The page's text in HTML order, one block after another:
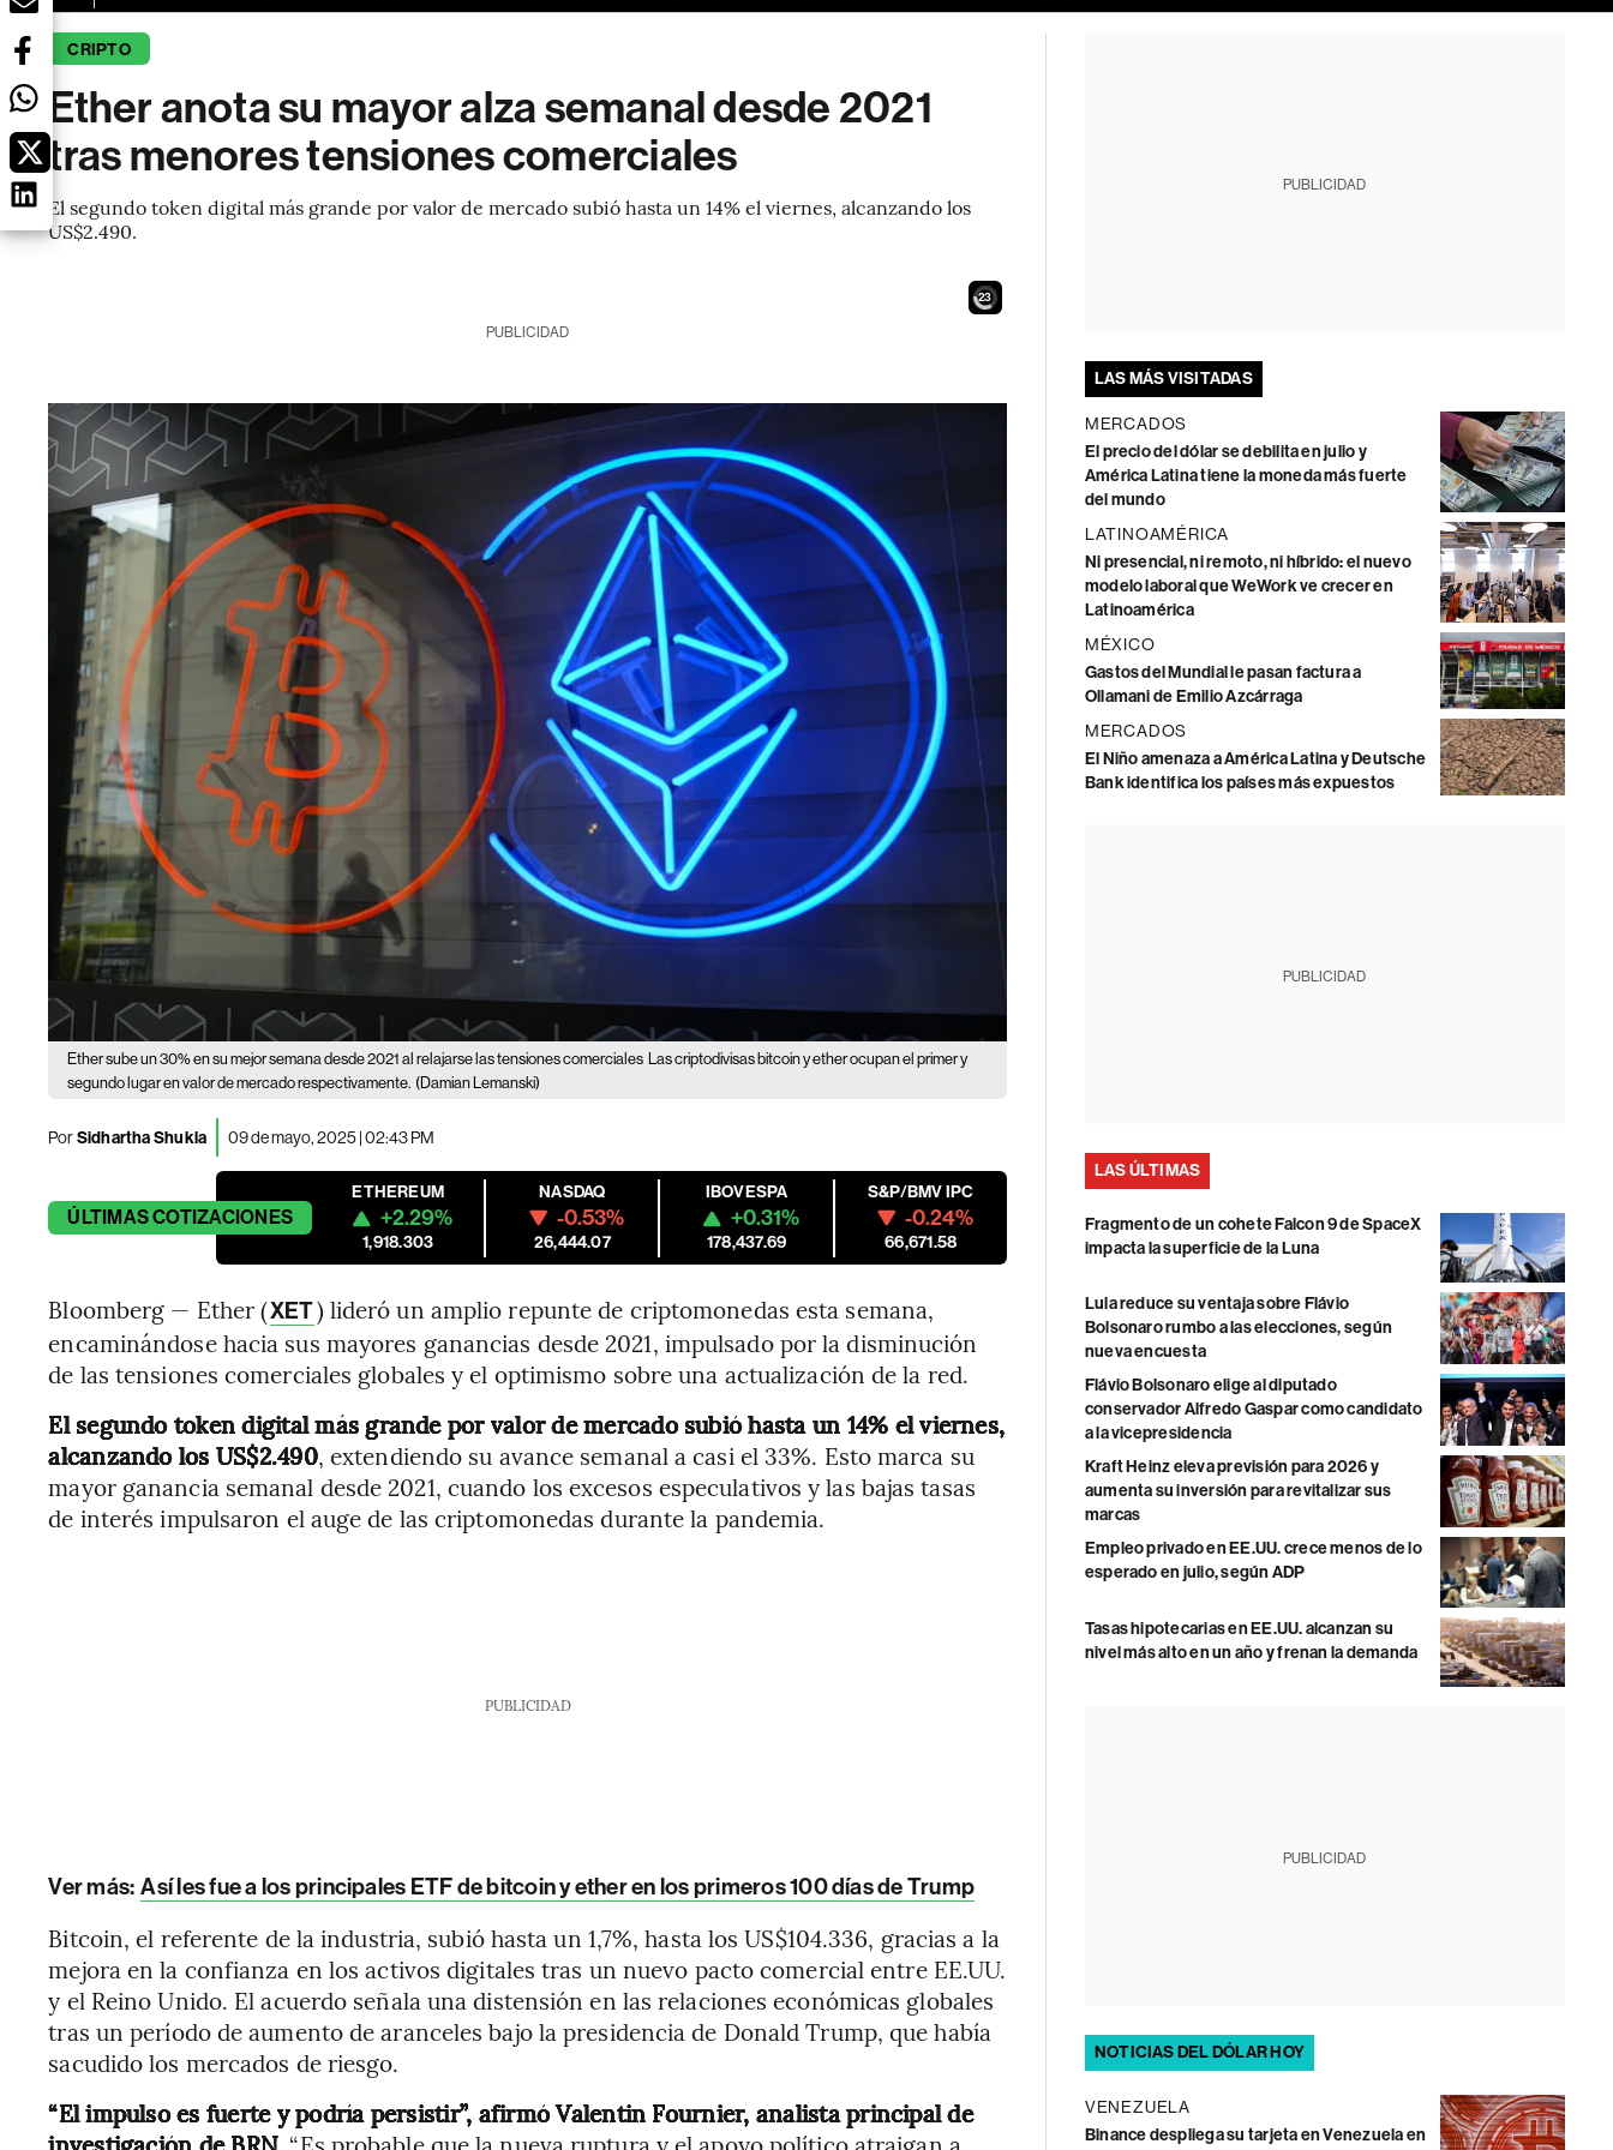
CRIPTO
Ether anota su mayor alza semanal desde 2021
tras menores tensiones comerciales
El segundo token digital más grande por valor de mercado subió hasta un 14% el viernes, alcanzando los
US$2.490.
21
PUBLICIDAD
Ether sube un 30% en su mejor semana desde 2021 al relajarse las tensiones comerciales Las criptodivisas bitcoin y ether ocupan el primer y
segundo lugar en valor de mercado respectivamente. (Damian Lemanski)
PorSidhartha Shukla 09 de mayo, 2025 | 02:43 PM
ÚLTIMASCOTIZACIONES
ETHEREUM
+2.29%
1,918.303
NASDAQ
-0.53%
26,444.07
IBOVESPA
+0.31%
178,437.69
S&P/BMV IPC
-0.24%
66,671.58
Bloomberg — Ether (XET) lideró un amplio repunte de criptomonedas esta semana,
encaminándose hacia sus mayores ganancias desde 2021, impulsado por la disminución
de las tensiones comerciales globales y el optimismo sobre una actualización de la red.
El segundo token digital más grande por valor de mercado subió hasta un 14% el viernes,
alcanzando los US$2.490, extendiendo su avance semanal a casi el 33%. Esto marca su
mayor ganancia semanal desde 2021, cuando los excesos especulativos y las bajas tasas
de interés impulsaron el auge de las criptomonedas durante la pandemia.
PUBLICIDAD
Ver más: Así les fue a los principales ETF de bitcoin y ether en los primeros 100 días de Trump
Bitcoin, el referente de la industria, subió hasta un 1,7%, hasta los US$104.336, gracias a la
mejora en la confianza en los activos digitales tras un nuevo pacto comercial entre EE.UU.
y el Reino Unido. El acuerdo señala una distensión en las relaciones económicas globales
tras un período de aumento de aranceles bajo la presidencia de Donald Trump, que había
sacudido los mercados de riesgo.
“El impulso es fuerte y podría persistir”, afirmó Valentin Fournier, analista principal de
PUBLICIDAD
LAS MÁS VISITADAS
MERCADOS
El precio del dólar se debilita en julio y
América Latina tiene la moneda más fuerte
del mundo
LATINOAMÉRICA
Ni presencial, ni remoto, ni híbrido: el nuevo
modelo laboral que WeWork ve crecer en
Latinoamérica
MÉXICO
Gastos del Mundial le pasan factura a
Ollamani de Emilio Azcárraga
MERCADOS
El Niño amenaza a América Latina y Deutsche
Bank identifica los países más expuestos
PUBLICIDAD
LAS ÚLTIMAS
Fragmento de un cohete Falcon 9 de SpaceX
impacta la superficie de la Luna
Lula reduce su ventaja sobre Flávio
Bolsonaro rumbo a las elecciones, según
nueva encuesta
Flávio Bolsonaro elige al diputado
conservador Alfredo Gaspar como candidato
a la vicepresidencia
Kraft Heinz eleva previsión para 2026 y
aumenta su inversión para revitalizar sus
marcas
Empleo privado en EE.UU. crece menos de lo
esperado en julio, según ADP
Tasas hipotecarias en EE.UU. alcanzan su
nivel más alto en un año y frenan la demanda
PUBLICIDAD
NOTICIAS DEL DÓLAR HOY
VENEZUELA
Binance despliega su tarjeta en Venezuela en